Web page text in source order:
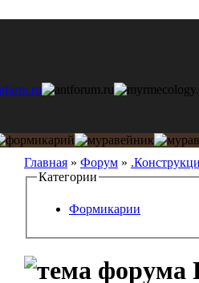
Главная » Форум »
Категории
Формикарии